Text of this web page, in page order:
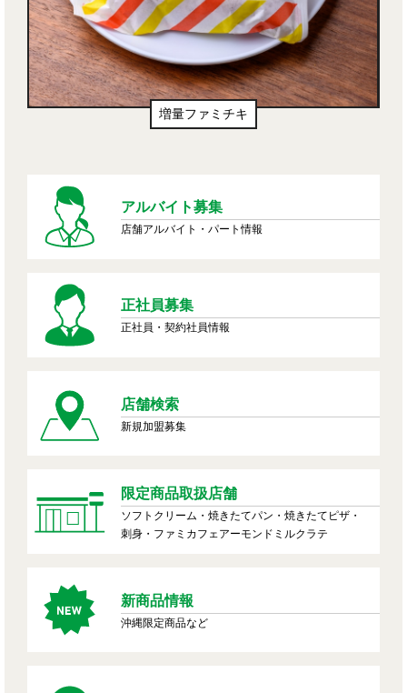
増量たっぷりハムサンド
アルバイト募集
店舗アルバイト・パート情報
正社員募集
正社員・契約社員情報
店舗検索
新規加盟募集
限定商品取扱店舗
ソフトクリーム・焼きたてパン・焼きたてピザ・
刺身・ファミカフェアーモンドミルクラテ
新商品情報
沖縄限定商品など